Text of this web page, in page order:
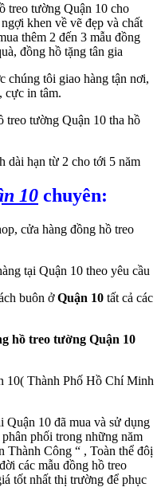
treo tường Quận 10 cho
khen về vẽ đẹp và chất
thêm 2 đến 3 mẫu đồng
đồng hồ tặng tân gia
chúng tôi giao hàng tận nơi,
cực in tâm.
treo tường Quận 10 tha hồ
dài hạn từ 2 cho tới 5 năm
10 chuyên:
cửa hàng đồng hồ treo
tại Quận 10 theo yêu cầu
buôn ởQuận 10 tất cả các
hồ treo tường Quận 10
10( Thành Phố Hồ Chí Minh
Quận 10 đã mua và sử dụng
phối trong những năm
Thành Công “ , Toàn thể đôị
các mẫu đồng hồ treo
tốt nhất thị trường để phục